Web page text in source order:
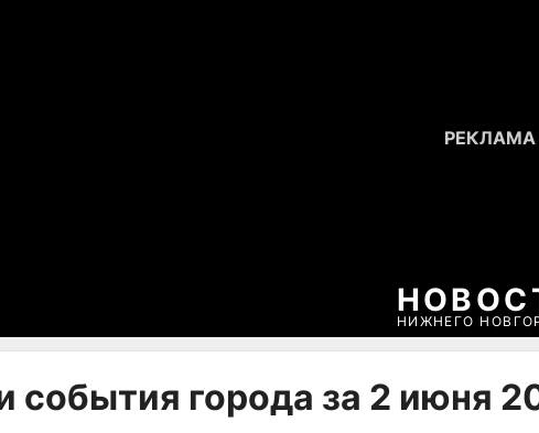
НИЖНЕГО
события города за 2 июня